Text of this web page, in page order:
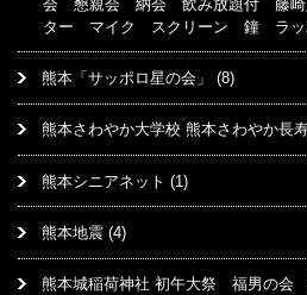
会 懇親会 納会 飲み放題付 藤崎
ター マイク スクリーン 鐘 ラ
熊本「サッポロ星の会」 (8)
熊本さわやか大学校 熊本さわやか長
熊本シニアネット (1)
熊本地震 (4)
熊本城稲荷神社 初午大祭 福男の